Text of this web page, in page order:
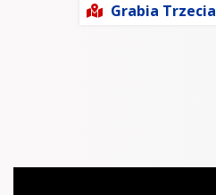
Grabia Trzecia